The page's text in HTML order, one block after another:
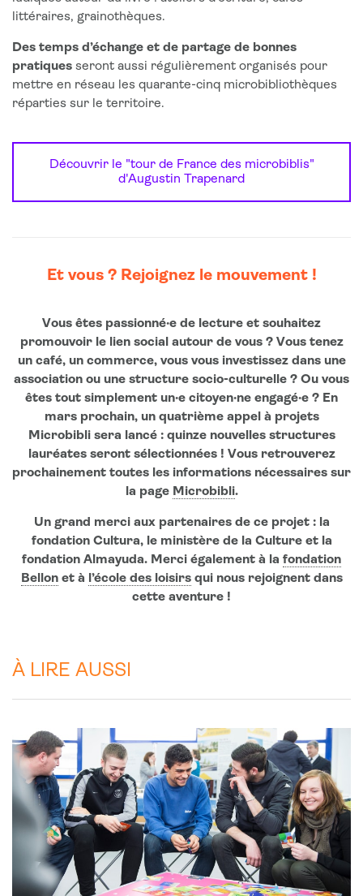
littéraires, grainothèques.
Des temps d’échange et de partage de bonnes
pratiques seront aussi régulièrement organisés pour
mettre en réseau les quarante-cinq microbibliothèques
réparties sur le territoire.
Découvrir le "tour de France des microbiblis"
d'Augustin Trapenard
Et vous ? Rejoignez le mouvement !
Vous êtes passionné·e de lecture et souhaitez
promouvoir le lien social autour de vous ? Vous tenez
un café, un commerce, vous vous investissez dans une
association ou une structure socio-culturelle ? Ou vous
êtes tout simplement un·e citoyen·ne engagé·e ? En
mars prochain, un quatrième appel à projets
Microbibli sera lancé : quinze nouvelles structures
lauréates seront sélectionnées ! Vous retrouverez
prochainement toutes les informations nécessaires sur
la page Microbibli.
Un grand merci aux partenaires de ce projet : la
fondation Cultura, le ministère de la Culture et la
fondation Almayuda. Merci également à la fondation
Bellonet à l’école des loisirsqui nous rejoignent dans
cette aventure !
À LIRE AUSSI